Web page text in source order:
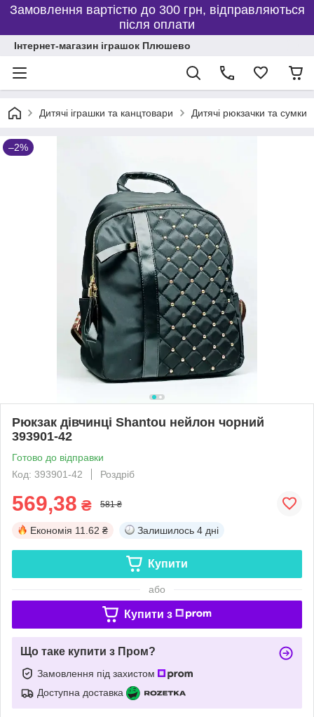
Замовлення вартістю до 300 грн, відправляються
після оплати
Інтернет-магазин іграшок Плюшево
Дитячі іграшки та канцтовари Дитячі рюкзачки та сумки
–2%
Рюкзак дівчинці Shantou нейлон чорний
393901-42
Готово до відправки
Код: 393901-42
Роздріб
569,38 ₴ 581 ₴
Економія 11.62 ₴ Залишилось 4 дні
Купити
або
Купити з
Що таке купити з Пром?
Замовлення під захистом
Доступна доставка